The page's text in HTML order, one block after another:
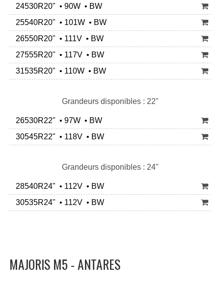
24530R20" • 90W • BW
25540R20" • 101W • BW
26550R20" • 111V • BW
27555R20" • 117V • BW
31535R20" • 110W • BW
Grandeurs disponibles : 22"
26530R22" • 97W • BW
30545R22" • 118V • BW
Grandeurs disponibles : 24"
28540R24" • 112V • BW
30535R24" • 112V • BW
MAJORIS M5 - ANTARES